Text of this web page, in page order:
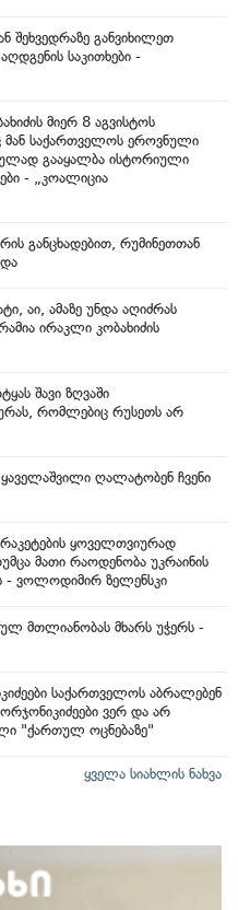
შეხვედრაზე განვიხილეთ
საკითხები -
მიერ 8 აგვისტოს
მან საქართველოს ეროვნული
გააყალბა ისტორიული
- „კოალიცია
განცხადებით, რუმინეთთან
აი, ამაზე უნდა აღიძრას
ირაკლი კობახიძის
შავი ზღვაში
რომლებიც რუსეთს არ
ღალატობენ ჩვენი
ყოველთვიურად
მათი რაოდენობა უკრაინის
- ვოლოდიმირ ზელენსკი
მთლიანობას მხარს უჭერს -
საქართველოს აბრალებენ
ვერ და არ
"ქართულ ოცნებაზე"
ყველა სიახლის ნახვა